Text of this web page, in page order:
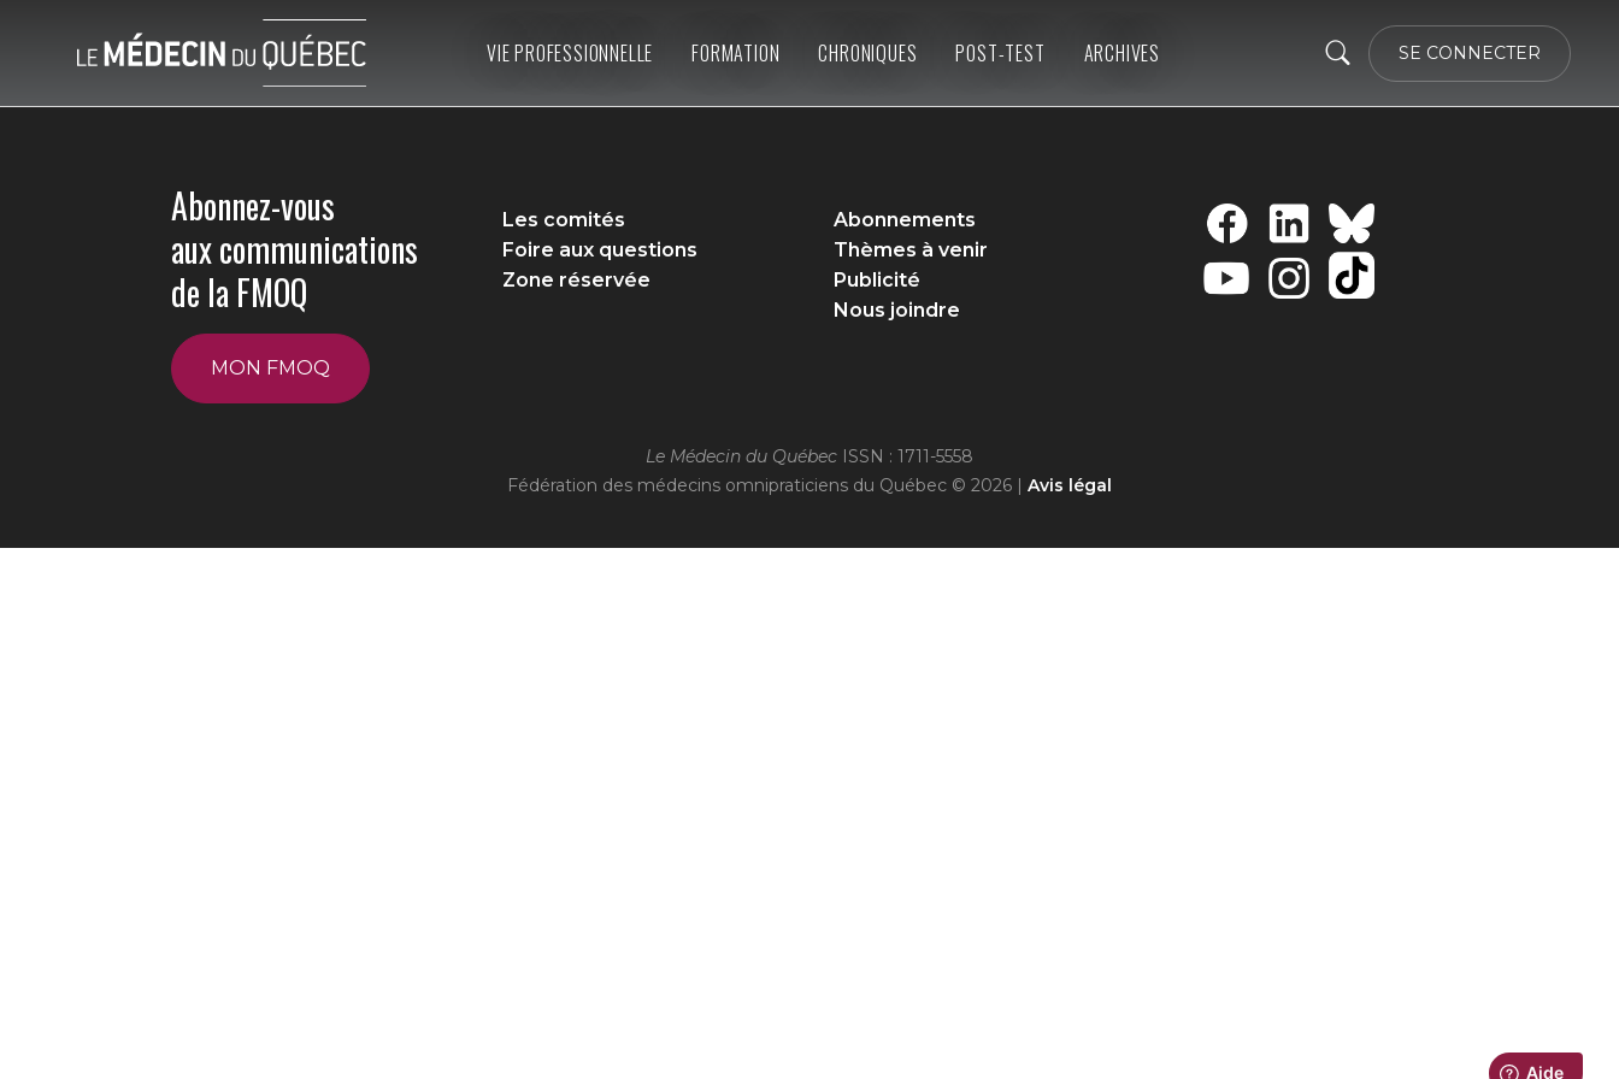
SE CONNECTER
VIE PROFESSIONNELLE FORMATION CHRONIQUES POST-TEST ARCHIVES
Abonnez-vous
aux communications
de la FMOQ
MON FMOQ
Les comités
Foire aux questions
Zone réservée
Abonnements
Thèmes à venir
Publicité
Nous joindre
Le Médecin du Québec ISSN : 1711-5558
Fédération des médecins omnipraticiens du Québec © 2026 | Avis légal